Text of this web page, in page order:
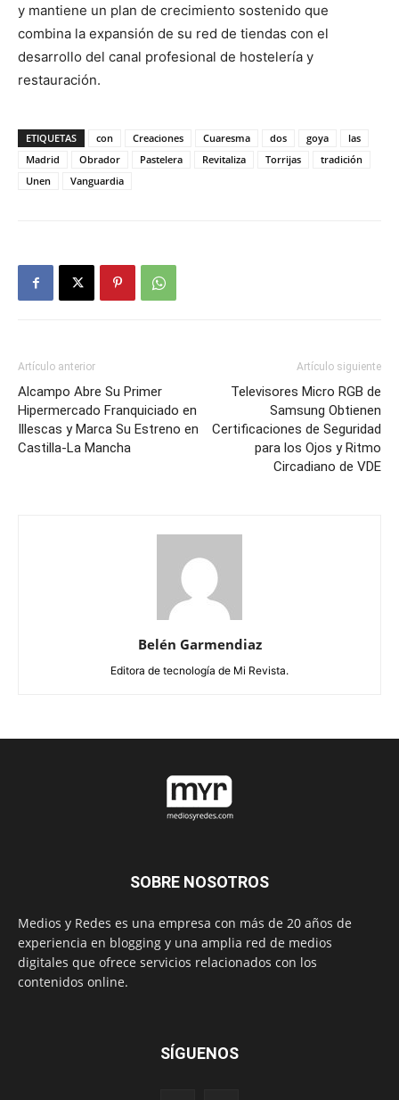
y mantiene un plan de crecimiento sostenido que
combina la expansión de su red de tiendas con el
desarrollo del canal profesional de hostelería y
restauración.
ETIQUETAS con Creaciones Cuaresma dos goya
las
Madrid
Obrador Pastelera Revitaliza Torrijas
tradición
Unen
Vanguardia
Artículo anterior
Alcampo Abre Su Primer
Hipermercado Franquiciado en
Illescas y Marca Su Estreno en
Castilla-La Mancha
Artículo siguiente
Televisores Micro RGB de
Samsung Obtienen
Certificaciones de Seguridad
para los Ojos y Ritmo
Circadiano de VDE
Belén Garmendiaz
Editora de tecnología de Mi Revista.
SOBRE NOSOTROS
Medios y Redes es una empresa con más de 20 años de
experiencia en blogging y una amplia red de medios
digitales que ofrece servicios relacionados con los
contenidos online.
SÍGUENOS